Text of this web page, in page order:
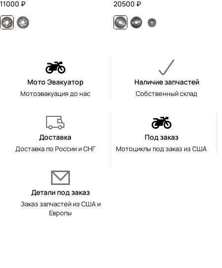
11000 ₽
20500 ₽
Мото Эвакуатор
Мотоэвакуация до нас
Наличие запчастей
Собственный склад
Доставка
Доставка по России и СНГ
Под заказ
Мотоциклы под заказ из США
Детали под заказ
Заказ запчастей из США и
Европы